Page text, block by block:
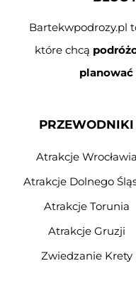
Bartekwpodrozy.pl
które chcą
planować
PRZEWODNIKI
Atrakcje Wrocławia
Atrakcje Dolnego
Atrakcje Torunia
Atrakcje Gruzji
Zwiedzanie Krety